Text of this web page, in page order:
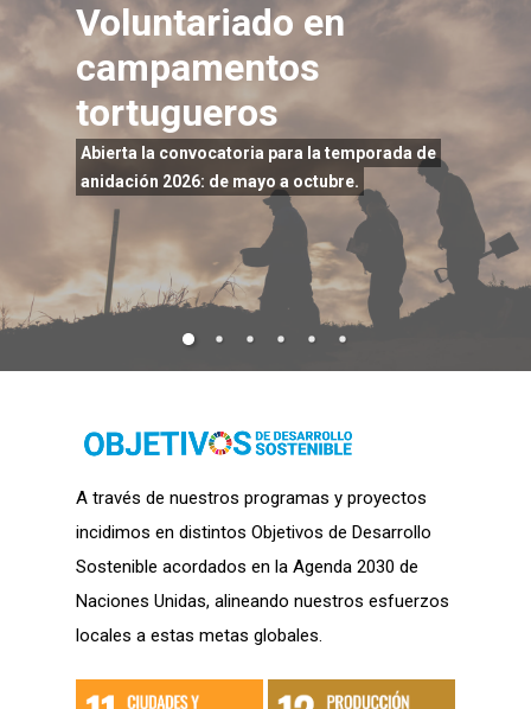
Voluntariado en
campamentos
tortugueros
Abierta la convocatoria para la temporada de
anidación 2026: de mayo a octubre.
A través de nuestros programas y proyectos
incidimos en distintos Objetivos de Desarrollo
Sostenible acordados en la Agenda 2030 de
Naciones Unidas, alineando nuestros esfuerzos
locales a estas metas globales.